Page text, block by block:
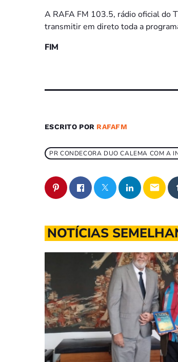
A RAFA FM 103.5, rádio oficial do
transmitir em direto toda a
FIM
ESCRITO POR RAFAFM
PR CONDECORA DUO CALEMA COM A
email
NOTÍCIAS